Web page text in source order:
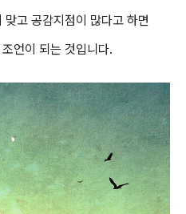
고 공감지점이 많다고 하면
언이 되는 것입니다.